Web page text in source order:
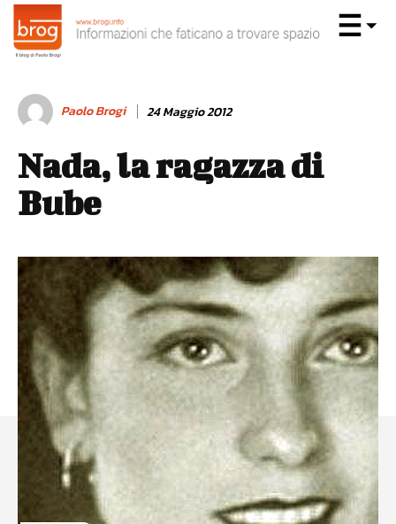
Paolo Brogi 24 Maggio 2012
Nada, la ragazza di
Bube